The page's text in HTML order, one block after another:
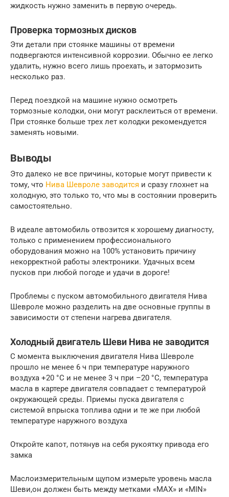
жидкость нужно заменить в первую очередь.
Проверка тормозных дисков
Эти детали при стоянке машины от времени
подвергаются интенсивной коррозии. Обычно ее легко
удалить, нужно всего лишь проехать, и затормозить
несколько раз.
Перед поездкой на машине нужно осмотреть
тормозные колодки, они могут расклеиться от времени.
При стоянке больше трех лет колодки рекомендуется
заменять новыми.
Выводы
Это далеко не все причины, которые могут привести к
тому, что Нива Шевроле заводится и сразу глохнет на
холодную, это только то, что мы в состоянии проверить
самостоятельно.
В идеале автомобиль отвозится к хорошему диагносту,
только с применением профессионального
оборудования можно на 100% установить причину
некорректной работы электроники. Удачных всем
пусков при любой погоде и удачи в дороге!
Проблемы с пуском автомобильного двигателя Нива
Шевроле можно разделить на две основные группы в
зависимости от степени нагрева двигателя.
Холодный двигатель Шеви Нива не заводится
С момента выключения двигателя Нива Шевроле
прошло не менее 6 ч при температуре наружного
воздуха +20 °С и не менее 3 ч при –20 °С, температура
масла в картере двигателя совпадает с температурой
окружающей среды. Приемы пуска двигателя с
системой впрыска топлива одни и те же при любой
температуре наружного воздуха
Откройте капот, потянув на себя рукоятку привода его
замка
Маслоизмерительным щупом измерьте уровень масла
Шеви,он должен быть между метками «MAX» и «MIN»